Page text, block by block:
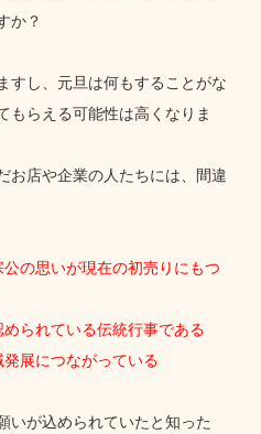
か？
すし、元旦は何もすることがな
もらえる可能性は高くなりま
お店や企業の人たちには、間違
の思いが現在の初売りにもつ
られている伝統行事である
展につながっている
いが込められていたと知った